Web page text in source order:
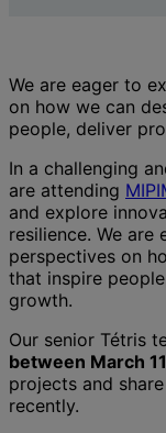
We are eager to
on how we can
people, deliver
In a challenging
are attending
and explore
resilience. We are
perspectives on
that inspire
growth.
Our senior Tétris
between March
projects and
recently.